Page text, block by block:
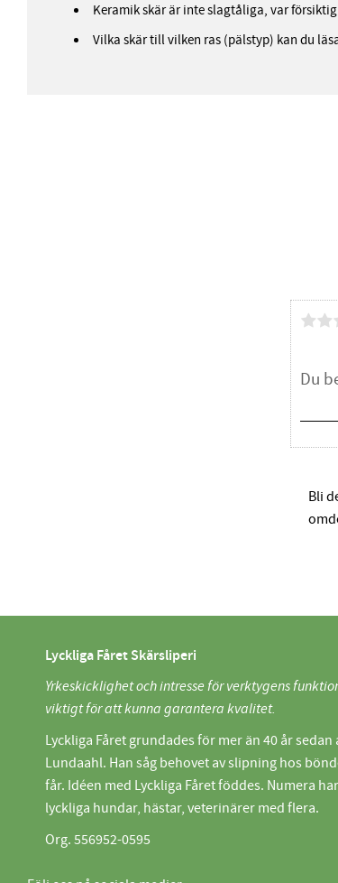
Keramik skär är inte slagtåliga, var försiktig
Vilka skär till vilken ras (pälstyp) kan du
Bli
Lyckliga Fåret Skärsliperi
Yrkeskicklighet och intresse för verktygens
viktigt för att kunna garantera kvalitet.
Lyckliga Fåret grundades för mer än 40 år
Lundaahl. Han såg behovet av slipning hos
får. Idéen med Lyckliga Fåret föddes. Numera
lyckliga hundar, hästar, veterinärer med flera.
Org. 556952-0595